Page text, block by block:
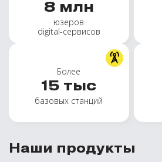
8 млн
юзеров
digital-сервисов
Более
15 тыс
базовых станций
Наши продукты